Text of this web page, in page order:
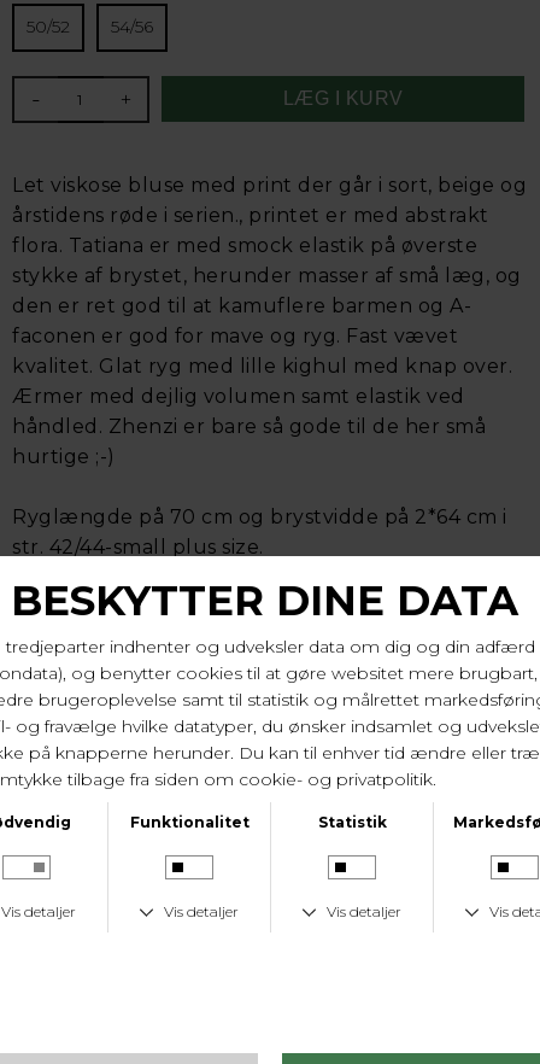
50/52 54/56
- +
Let viskose bluse med print der går i sort, beige og
årstidens røde i serien., printet er med abstrakt
flora. Tatiana er med smock elastik på øverste
stykke af brystet, herunder masser af små læg, og
den er ret god til at kamuflere barmen og A-
faconen er god for mave og ryg. Fast vævet
kvalitet. Glat ryg med lille kighul med knap over.
Ærmer med dejlig volumen samt elastik ved
håndled. Zhenzi er bare så gode til de her små
hurtige ;-)
Ryglængde på 70 cm og brystvidde på 2*64 cm i
str. 42/44-small plus size.
100% viskose. Vask 30 gr.
Varenr. 2808256 3811